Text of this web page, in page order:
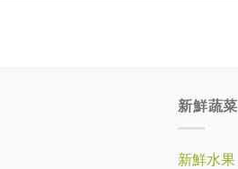
新鮮蔬菜
新鮮水果